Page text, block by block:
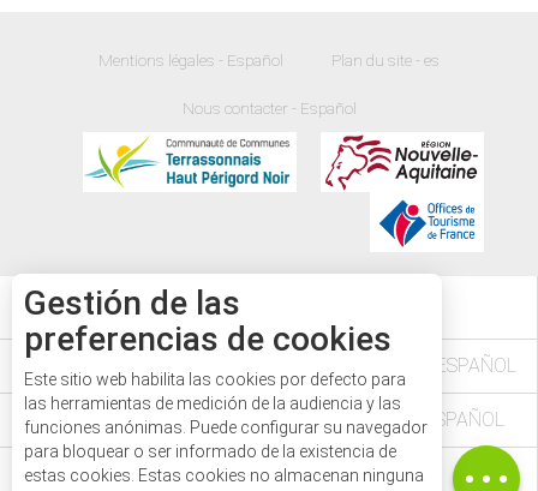
Descripción
Mentions légales - Español Plan du site - es
Nous contacter - Español
L'AGENDA DES FÊTES ET MANIFESTATIONS - ESPAÑOL
VÉZÈRE PÉRIGORD NOIR EN DORDOGNE - ESPAÑOL
LE PASS'AVENTURE - ESPAÑOL
Gestión de las
preferencias de cookies
Este sitio web habilita las cookies por defecto para
las herramientas de medición de la audiencia y las
funciones anónimas. Puede configurar su navegador
para bloquear o ser informado de la existencia de
estas cookies. Estas cookies no almacenan ninguna